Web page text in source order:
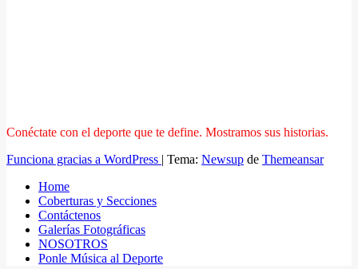
Conéctate con el deporte que te define. Mostramos sus historias.
Funciona gracias a WordPress | Tema: Newsup de Themeansar
Home
Coberturas y Secciones
Contáctenos
Galerías Fotográficas
NOSOTROS
Ponle Música al Deporte